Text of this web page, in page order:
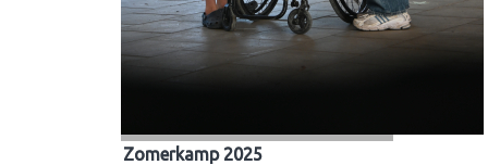
Zomerkamp 2025